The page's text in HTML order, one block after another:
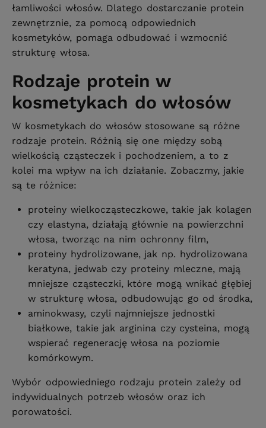
łamliwości włosów. Dlatego dostarczanie protein
zewnętrznie, za pomocą odpowiednich
kosmetyków, pomaga odbudować i wzmocnić
strukturę włosa.
Rodzaje protein w
kosmetykach do włosów
W kosmetykach do włosów stosowane są różne
rodzaje protein. Różnią się one między sobą
wielkością cząsteczek i pochodzeniem, a to z
kolei ma wpływ na ich działanie. Zobaczmy, jakie
są te różnice:
proteiny wielkocząsteczkowe, takie jak kolagen
czy elastyna, działają głównie na powierzchni
włosa, tworząc na nim ochronny film,
proteiny hydrolizowane, jak np. hydrolizowana
keratyna, jedwab czy proteiny mleczne, mają
mniejsze cząsteczki, które mogą wnikać głębiej
w strukturę włosa, odbudowując go od środka,
aminokwasy, czyli najmniejsze jednostki
białkowe, takie jak arginina czy cysteina, mogą
wspierać regenerację włosa na poziomie
komórkowym.
Wybór odpowiedniego rodzaju protein zależy od
indywidualnych potrzeb włosów oraz ich
porowatości.